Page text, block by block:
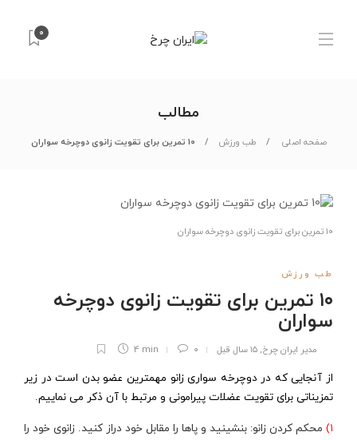
۰
مطالب
صفحه اصلی طب ورزش ۱۰ تمرین برای تقویت زانوی دوچرخه سواران
۱۰ تمرین برای تقویت زانوی دوچرخه سواران
طب ورزش
۱۰ تمرین برای تقویت زانوی دوچرخه
سواران
مدیر ایران چرخ, ۱۵ سال قبل ۰ 4 min
از آنجایی که در دوچرخه سواری زانو مهمترین عضو بدن است در زیر
تمزیناتی برای تقویت عضلات پیرامونی و مرتبط با آن ذکر می نماییم.
۱) محکم کردن زانو: بنشینید و پاها را مقابل خود دراز کنید. زانوی خود را